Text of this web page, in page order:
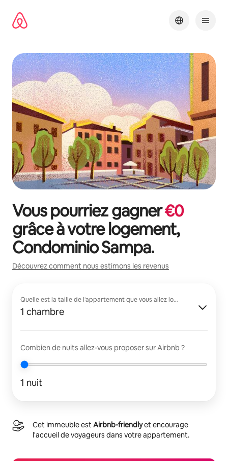
directement
Vous pourriez gagner€0
grâce à votre logement,
Condominio Sampa.
Découvrez comment nous estimons les revenus
Quelle est la taille de l'appartement que vous allez louer ?
1 chambre
Combien de nuits allez-vous proposer sur Airbnb ?
1 nuit
Cet immeuble estAirbnb-friendlyet encourage
l'accueil de voyageurs dans votre appartement.